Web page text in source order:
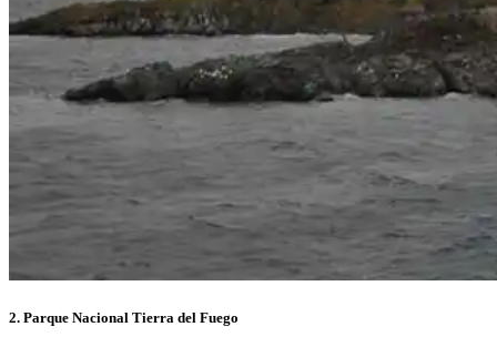
2. Parque Nacional Tierra del Fuego